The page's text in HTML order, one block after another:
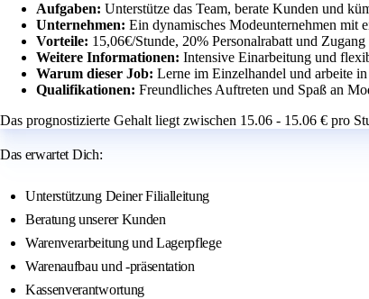
Aufgaben: Unterstütze das Team, berate Kunden und
Unternehmen: Ein dynamisches Modeunternehmen mit
Vorteile: 15,06€/Stunde, 20% Personalrabatt und Zugang
Weitere Informationen: Intensive Einarbeitung und
Warum dieser Job: Lerne im Einzelhandel und arbeite
Qualifikationen: Freundliches Auftreten und Spaß an
Das prognostizierte Gehalt liegt zwischen 15.06 - 15.06 € pro
Das erwartet Dich:
Unterstützung Deiner Filialleitung
Beratung unserer Kunden
Warenverarbeitung und Lagerpflege
Warenaufbau und -präsentation
Kassenverantwortung